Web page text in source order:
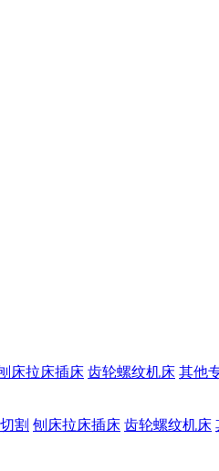
床拉床插床 齿轮螺纹机床 其他
割 刨床拉床插床 齿轮螺纹机床